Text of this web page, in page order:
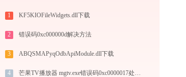
1 KF5KIOFileWidgets.dll下载
2 错误码0xc000000d解决方法
3 ABQSMAPyqOdbApiModule.dll下载
4 芒果TV播放器 mgtv.exe错误码0xc0000017处理办法